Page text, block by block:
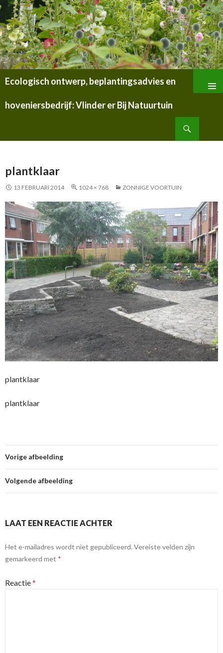
Ecologisch ontwerp, beplantingsadvies en
hoveniersbedrijf: Vlinder er Bij Natuurtuin
NAAR
INHOUD
plantklaar
13 FEBRUARI 2014 1024 × 768 ZONNIGE VOORTUIN
plantklaar
plantklaar
Vorige afbeelding
Volgende afbeelding
LAAT EEN REACTIE ACHTER
Het e-mailadres wordt niet gepubliceerd. Vereiste velden zijn
gemarkeerd met *
Reactie*